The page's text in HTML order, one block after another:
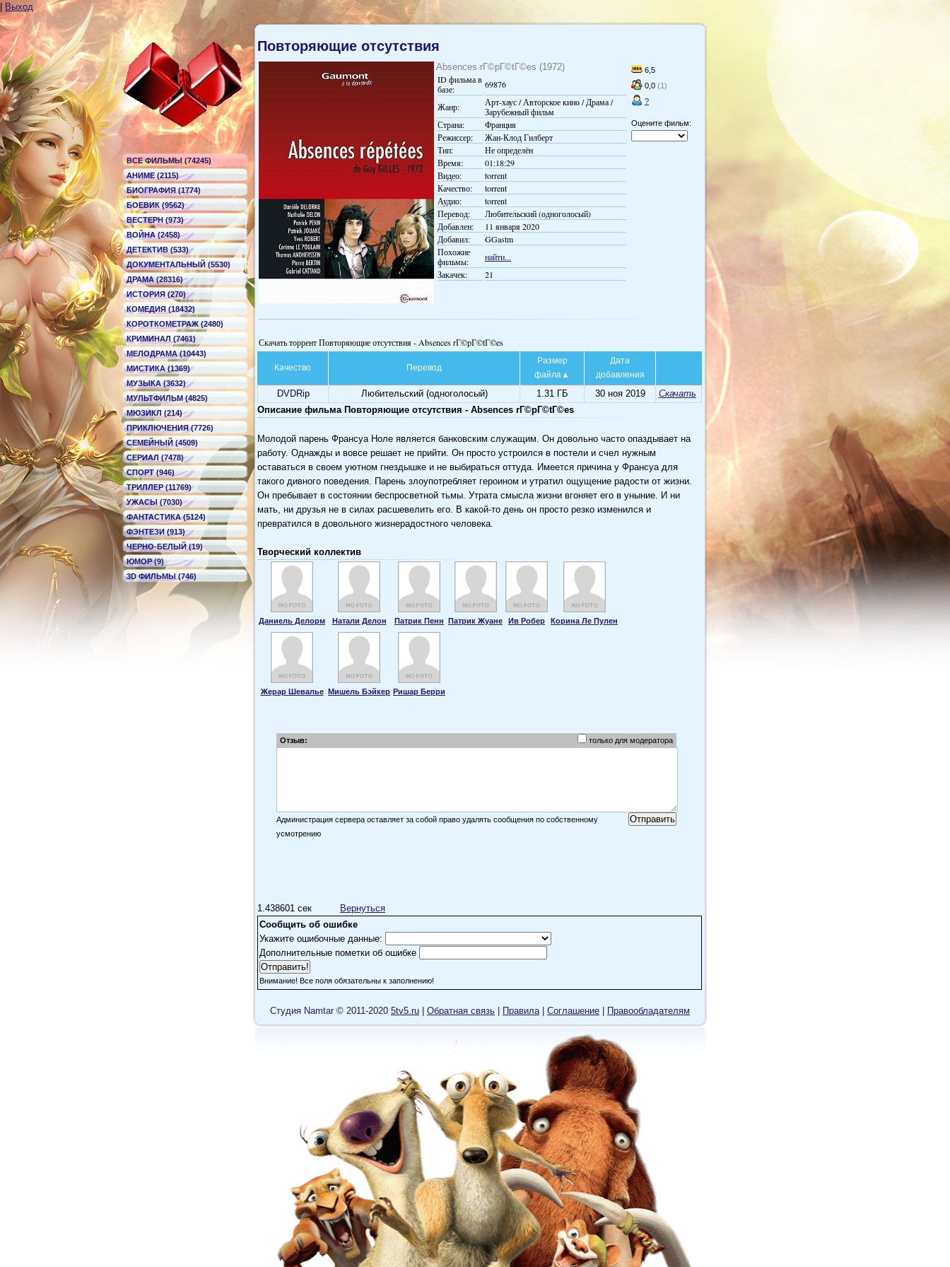
Выход
ВСЕ ФИЛЬМЫ (74245)
АНИМЕ (2115)
БИОГРАФИЯ (1774)
БОЕВИК (9562)
ВЕСТЕРН (973)
ВОЙНА (2458)
ДЕТЕКТИВ (533)
ДОКУМЕНТАЛЬНЫЙ (5530)
ДРАМА (28316)
ИСТОРИЯ (270)
КОМЕДИЯ (18432)
КОРОТКОМЕТРАЖ (2480)
КРИМИНАЛ (7461)
МЕЛОДРАМА (10443)
МИСТИКА (1369)
МУЗЫКА (3632)
МУЛЬТФИЛЬМ (4825)
МЮЗИКЛ (214)
ПРИКЛЮЧЕНИЯ (7726)
СЕМЕЙНЫЙ (4509)
СЕРИАЛ (7478)
СПОРТ (946)
ТРИЛЛЕР (11769)
УЖАСЫ (7030)
ФАНТАСТИКА (5124)
ФЭНТЕЗИ (913)
ЧЕРНО-БЕЛЫЙ (19)
ЮМОР (9)
3D ФИЛЬМЫ (746)
Повторяющие отсутствия
6,5
0,0 (1)
?
Оцените фильм:
Absences rГ©pГ©tГ©es (1972)
ID фильма в
базе:
69876
Жанр:
Арт-хаус / Авторское кино / Драма /
Зарубежный фильм
Страна:
Франция
Режиссер:
Жан-Клод Гилберт
Тип:
Не определён
Время:
01:18:29
Видео:
torrent
Качество:
torrent
Аудио:
torrent
Перевод:
Любительский (одноголосый)
Добавлен:
11 января 2020
Добавил:
GGastm
Похожие
фильмы:
найти...
Закачек:
21
Скачать торрент Повторяющие отсутствия - Absences rГ©pГ©tГ©es
Качество Перевод
Размер
файла
Дата
добавления
DVDRip Любительский (одноголосый) 1.31 ГБ 30 ноя 2019
Скачать
Описание фильма Повторяющие отсутствия - Absences rГ©pГ©tГ©es
Молодой парень Франсуа Ноле является банковским служащим. Он довольно часто опаздывает на
работу. Однажды и вовсе решает не прийти. Он просто устроился в постели и счел нужным
оставаться в своем уютном гнездышке и не выбираться оттуда. Имеется причина у Франсуа для
такого дивного поведения. Парень злоупотребляет героином и утратил ощущение радости от жизни.
Он пребывает в состоянии беспросветной тьмы. Утрата смысла жизни вгоняет его в уныние. И ни
мать, ни друзья не в силах расшевелить его. В какой-то день он просто резко изменился и
превратился в довольного жизнерадостного человека.
Творческий коллектив
Даниель Делорм Натали Делон Патрик Пенн Патрик Жуане Ив Робер Корина Ле Пулен
Жерар Шевалье Мишель Бэйкер Ришар Берри
Отзыв: только для модератора
Администрация сервера оставляет за собой право удалять сообщения по собственному
усмотрению
1.438601 сек
Вернуться
Сообщить об ошибке
Укажите ошибочные данные:
Дополнительные пометки об ошибке
Внимание! Все поля обязательны к заполнению!
Cтудия Namtar © 2011-2020 5tv5.ru Обратная связь Правила| Cоглашение Правообладателям